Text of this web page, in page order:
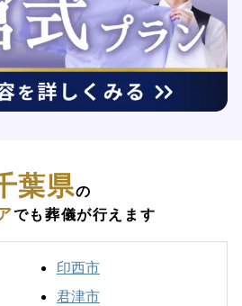
葉県の
でも葬儀が行えます
印西市
君津市